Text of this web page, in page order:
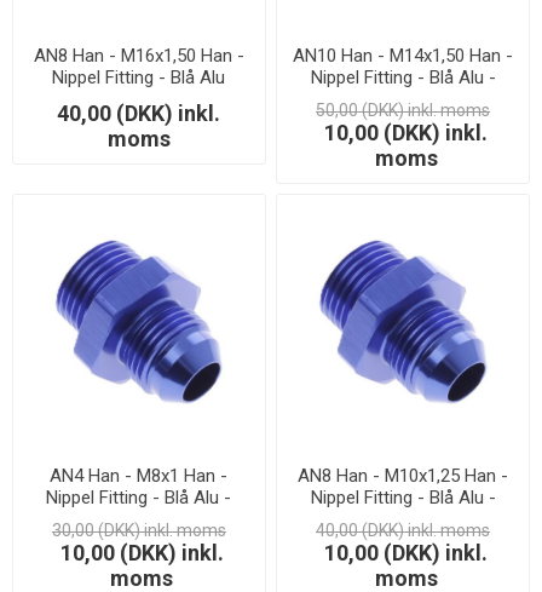
AN8 Han - M16x1,50 Han -
Nippel Fitting - Blå Alu
40,00 (DKK) inkl.
moms
AN10 Han - M14x1,50 Han -
Nippel Fitting - Blå Alu -
LAGERSALG
50,00 (DKK) inkl. moms
10,00 (DKK) inkl.
moms
AN4 Han - M8x1 Han -
Nippel Fitting - Blå Alu -
LAGERSALG
30,00 (DKK) inkl. moms
10,00 (DKK) inkl.
moms
AN8 Han - M10x1,25 Han -
Nippel Fitting - Blå Alu -
LAGERSALG
40,00 (DKK) inkl. moms
10,00 (DKK) inkl.
moms